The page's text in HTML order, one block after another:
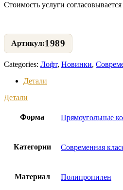
Стоимость услуги
1989
Categories: Лофт, Новинки,
Детали
Детали
Форма Прямоугольные
Категории Современная
Материал Полипропилен